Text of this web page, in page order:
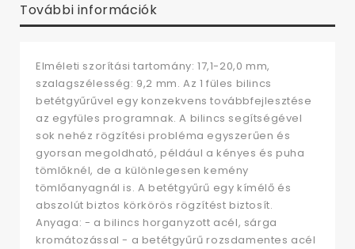
További információk
Elméleti szorítási tartomány: 17,1-20,0 mm,
szalagszélesség: 9,2 mm. Az 1 füles bilincs
betétgyűrűvel egy konzekvens továbbfejlesztése
az egyfüles programnak. A bilincs segítségével
sok nehéz rögzítési probléma egyszerűen és
gyorsan megoldható, például a kényes és puha
tömlőknél, de a különlegesen kemény
tömlőanyagnál is. A betétgyűrű egy kímélő és
abszolút biztos körkörös rögzítést biztosít.
Anyaga: - a bilincs horganyzott acél, sárga
kromátozással - a betétgyűrű rozsdamentes acél